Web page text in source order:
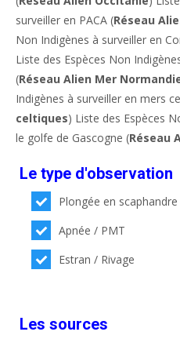
surveiller en PACA (Réseau
Non Indigènes à surveiller en
Liste des Espèces Non
(Réseau Alien Mer
Indigènes à surveiller en mers
celtiques) Liste des Espèces
le golfe de Gascogne (Réseau
Le type d'observation
Plongée en scaphandre
Apnée / PMT
Estran / Rivage
Les sources